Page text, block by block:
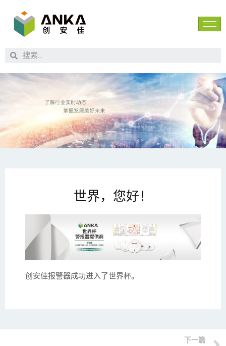
世界，您好！
创安佳报警器成功进入了世界杯。
下一篇